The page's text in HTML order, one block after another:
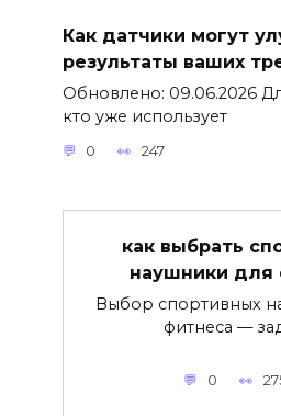
Как датчики могут
результаты ваших
Обновлено: 09.06.2026
кто уже использует
0 247
как выбрать
наушники для
Выбор спортивных
фитнеса —
0